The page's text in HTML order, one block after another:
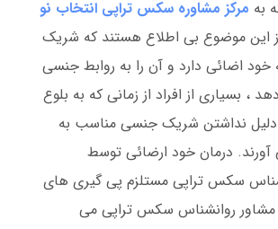
به مرکز مشاوره سکس تراپی انتخاب نو
این موضوع بی اطلاع هستند که شریک
خود اضائی دارد و آن را به روابط جنسی
بسیاری از افراد از زمانی که به بلوع
نداشتن شریک جنسی مناسب به
درمان خود ارضائی توسط
سکس تراپی مستلزم پی گیری های
مشاور روانشناس سکس تراپی می